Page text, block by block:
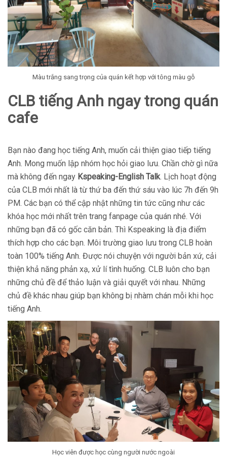
Màu trắng sang trọng của quán kết hợp với tông màu gỗ
CLB tiếng Anh ngay trong quán
cafe
Bạn nào đang học tiếng Anh, muốn cải thiện giao tiếp tiếng
Anh. Mong muốn lập nhóm học hỏi giao lưu. Chần chờ gì nữa
mà không đến ngay Kspeaking-English Talk. Lịch hoạt động
của CLB mới nhất là từ thứ ba đến thứ sáu vào lúc 7h đến 9h
PM. Các bạn có thể cập nhật những tin tức cũng như các
khóa học mới nhất trên trang fanpage của quán nhé. Với
những bạn đã có gốc căn bản. Thì Kspeaking là địa điểm
thích hợp cho các bạn. Môi trường giao lưu trong CLB hoàn
toàn 100% tiếng Anh. Được nói chuyện với người bản xứ, cải
thiện khả năng phản xạ, xử lí tình huống. CLB luôn cho bạn
những chủ đề để thảo luận và giải quyết với nhau. Những
chủ đề khác nhau giúp bạn không bị nhàm chán mỗi khi học
tiếng Anh.
Học viên được học cùng người nước ngoài